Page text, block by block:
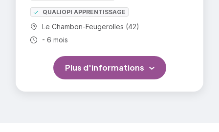
QUALIOPI APPRENTISSAGE
Commune :
Le Chambon-Feugerolles (42)
Durée totale :
- 6 mois
Plus d'informations